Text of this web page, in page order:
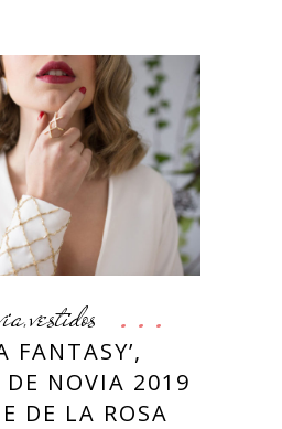
,vestidos
FANTASY’,
DE NOVIA 2019
DE LA ROSA